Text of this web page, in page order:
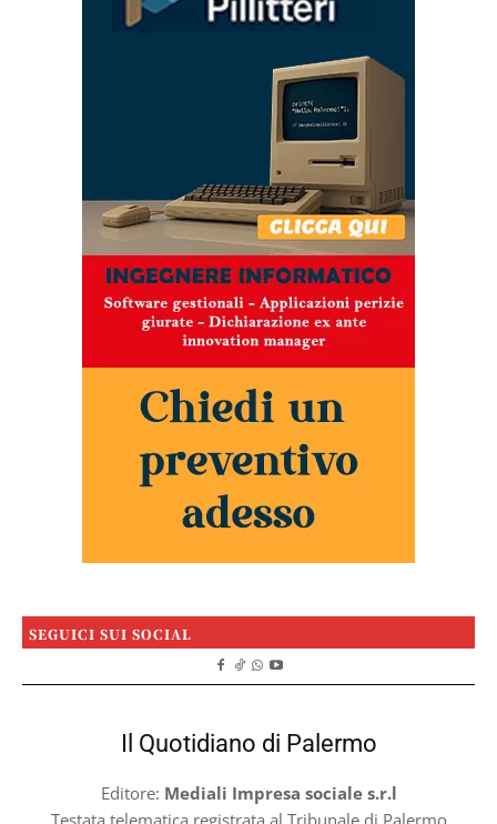
SEGUICI SUI SOCIAL
Il Quotidiano di Palermo
Editore: Mediali Impresa sociale s.r.l